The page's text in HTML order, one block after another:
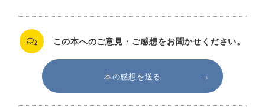
この本へのご意見・ご感想をお聞かせください。
本の感想を送る